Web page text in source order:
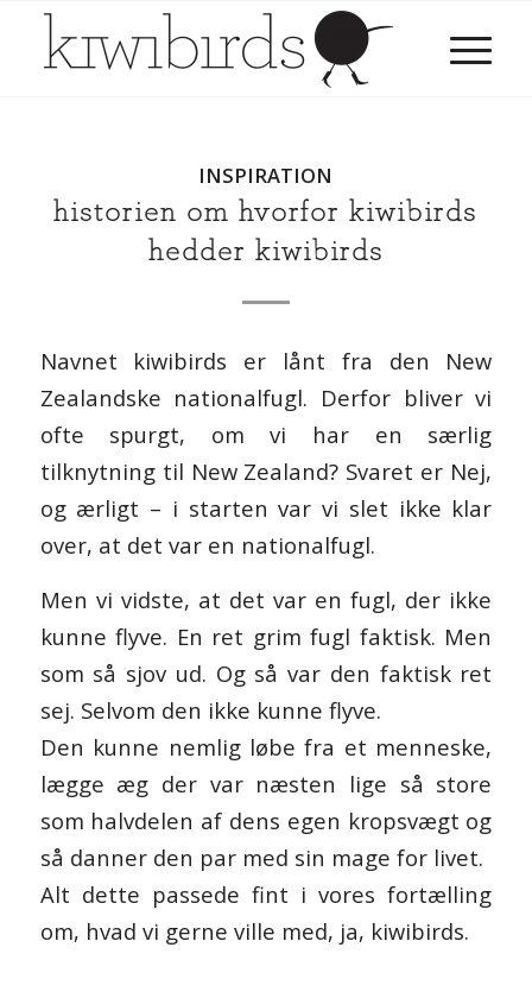
INSPIRATION
historien om hvorfor kiwibirds
hedder kiwibirds
Navnet kiwibirds er lånt fra den New
Zealandske nationalfugl. Derfor bliver vi
ofte spurgt, om vi har en særlig
tilknytning til New Zealand? Svaret er Nej,
og ærligt – i starten var vi slet ikke klar
over, at det var en nationalfugl.
Men vi vidste, at det var en fugl, der ikke
kunne flyve. En ret grim fugl faktisk. Men
som så sjov ud. Og så var den faktisk ret
sej. Selvom den ikke kunne flyve.
Den kunne nemlig løbe fra et menneske,
lægge æg der var næsten lige så store
som halvdelen af dens egen kropsvægt og
så danner den par med sin mage for livet.
Alt dette passede fint i vores fortælling
om, hvad vi gerne ville med, ja, kiwibirds.